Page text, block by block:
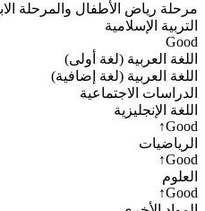
مرحلة رياض الأطفال والمرحلة
التربية الإسلامية
Good
اللغة العربية (لغة أولى)
اللغة العربية (لغة إضافية)
الدراسات الاجتماعية
اللغة الإنجليزية
Good
↑
الرياضيات
Good
↑
العلوم
Good
↑